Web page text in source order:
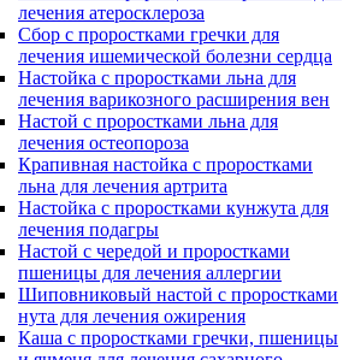
лечения атеросклероза
Сбор с проростками гречки для
лечения ишемической болезни сердца
Настойка с проростками льна для
лечения варикозного расширения вен
Настой с проростками льна для
лечения остеопороза
Крапивная настойка с проростками
льна для лечения артрита
Настойка с проростками кунжута для
лечения подагры
Настой с чередой и проростками
пшеницы для лечения аллергии
Шиповниковый настой с проростками
нута для лечения ожирения
Каша с проростками гречки, пшеницы